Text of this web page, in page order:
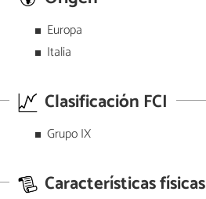
Europa
Italia
Clasificación FCI
Grupo IX
Características físicas